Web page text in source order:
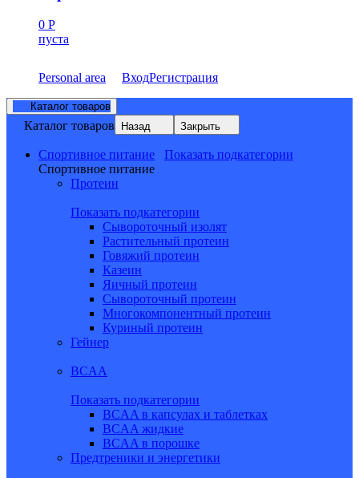
0 Р
пуста
Personal area ВходРегистрация
Каталог товаров
Каталог товаров Назад Закрыть
Спортивное питание
Показать подкатегории
Спортивное питание
Протеин
Показать подкатегории
Сывороточный изолят
Растительный протеин
Говяжий протеин
Казеин
Яичный протеин
Сывороточный протеин
Многокомпонентный протеин
Куриный протеин
Гейнер
BCAA
Показать подкатегории
BCAA в капсулах и таблетках
BCAA жидкие
BCAA в порошке
Предтреники и энергетики